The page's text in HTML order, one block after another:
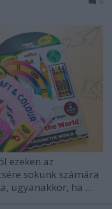
ezeken az
sokunk számára
ugyanakkor, ha ...